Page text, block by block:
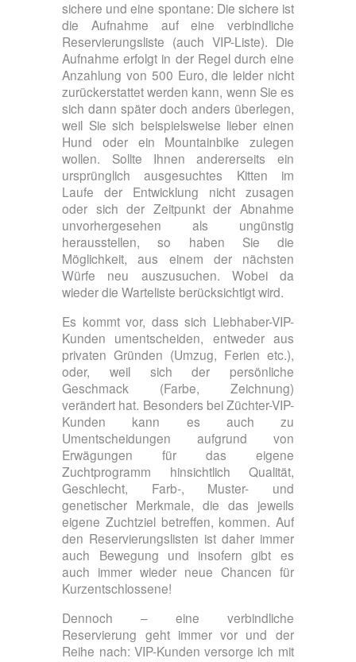
sichere und eine spontane: Die sichere ist
die Aufnahme auf eine verbindliche
Reservierungsliste (auch VIP-Liste). Die
Aufnahme erfolgt in der Regel durch eine
Anzahlung von 500 Euro, die leider nicht
zurückerstattet werden kann, wenn Sie es
sich dann später doch anders überlegen,
weil Sie sich beispielsweise lieber einen
Hund oder ein Mountainbike zulegen
wollen. Sollte Ihnen andererseits ein
ursprünglich ausgesuchtes Kitten im
Laufe der Entwicklung nicht zusagen
oder sich der Zeitpunkt der Abnahme
unvorhergesehen als ungünstig
herausstellen, so haben Sie die
Möglichkeit, aus einem der nächsten
Würfe neu auszusuchen. Wobei da
wieder die Warteliste berücksichtigt wird.
Es kommt vor, dass sich Liebhaber-VIP-
Kunden umentscheiden, entweder aus
privaten Gründen (Umzug, Ferien etc.),
oder, weil sich der persönliche
Geschmack (Farbe, Zeichnung)
verändert hat. Besonders bei Züchter-VIP-
Kunden kann es auch zu
Umentscheidungen aufgrund von
Erwägungen für das eigene
Zuchtprogramm hinsichtlich Qualität,
Geschlecht, Farb-, Muster- und
genetischer Merkmale, die das jeweils
eigene Zuchtziel betreffen, kommen. Auf
den Reservierungslisten ist daher immer
auch Bewegung und insofern gibt es
auch immer wieder neue Chancen für
Kurzentschlossene!
Dennoch – eine verbindliche
Reservierung geht immer vor und der
Reihe nach: VIP-Kunden versorge ich mit